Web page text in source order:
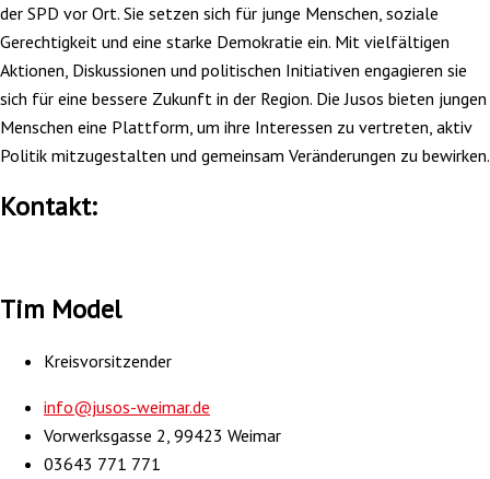
der SPD vor Ort. Sie setzen sich für junge Menschen, soziale
Gerechtigkeit und eine starke Demokratie ein. Mit vielfältigen
Aktionen, Diskussionen und politischen Initiativen engagieren sie
sich für eine bessere Zukunft in der Region. Die Jusos bieten jungen
Menschen eine Plattform, um ihre Interessen zu vertreten, aktiv
Politik mitzugestalten und gemeinsam Veränderungen zu bewirken.
Kontakt:
Tim Model
Kreisvorsitzender
info@jusos-weimar.de
Vorwerksgasse 2, 99423 Weimar
03643 771 771